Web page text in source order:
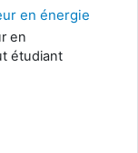
en énergie
en
étudiant